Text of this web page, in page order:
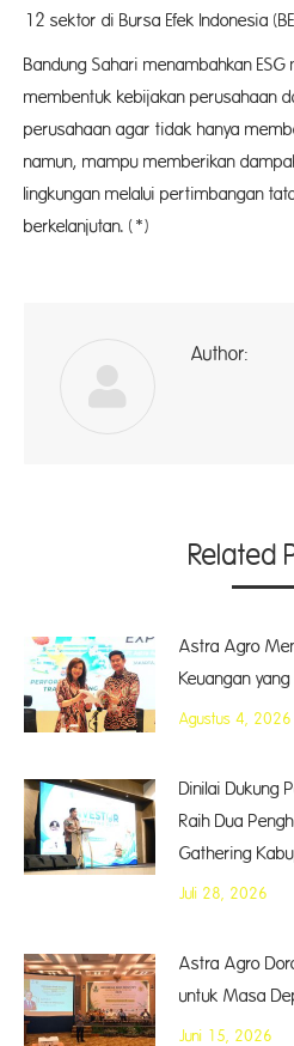
12 sektor di Bursa Efek Indonesia
Bandung Sahari menambahkan
membentuk kebijakan perusahaan
perusahaan agar tidak hanya
namun, mampu memberikan
lingkungan melalui pertimbangan
berkelanjutan. (*)
Author:
Related
Astra Agro
Keuangan
Agustus 4, 2026
Dinilai Dukung
Raih Dua
Gathering
Juli 28, 2026
Astra Agro
untuk Masa
Juni 15, 2026